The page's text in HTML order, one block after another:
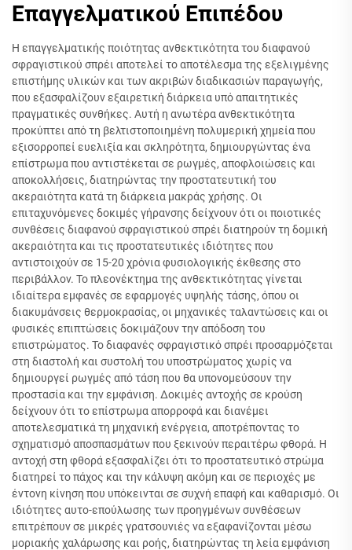
Επαγγελματικού Επιπέδου
Η επαγγελματικής ποιότητας ανθεκτικότητα του διαφανού
σφραγιστικού σπρέι αποτελεί το αποτέλεσμα της εξελιγμένης
επιστήμης υλικών και των ακριβών διαδικασιών παραγωγής,
που εξασφαλίζουν εξαιρετική διάρκεια υπό απαιτητικές
πραγματικές συνθήκες. Αυτή η ανωτέρα ανθεκτικότητα
προκύπτει από τη βελτιστοποιημένη πολυμερική χημεία που
εξισορροπεί ευελιξία και σκληρότητα, δημιουργώντας ένα
επίστρωμα που αντιστέκεται σε ρωγμές, αποφλοιώσεις και
αποκολλήσεις, διατηρώντας την προστατευτική του
ακεραιότητα κατά τη διάρκεια μακράς χρήσης. Οι
επιταχυνόμενες δοκιμές γήρανσης δείχνουν ότι οι ποιοτικές
συνθέσεις διαφανού σφραγιστικού σπρέι διατηρούν τη δομική
ακεραιότητα και τις προστατευτικές ιδιότητες που
αντιστοιχούν σε 15-20 χρόνια φυσιολογικής έκθεσης στο
περιβάλλον. Το πλεονέκτημα της ανθεκτικότητας γίνεται
ιδιαίτερα εμφανές σε εφαρμογές υψηλής τάσης, όπου οι
διακυμάνσεις θερμοκρασίας, οι μηχανικές ταλαντώσεις και οι
φυσικές επιπτώσεις δοκιμάζουν την απόδοση του
επιστρώματος. Το διαφανές σφραγιστικό σπρέι προσαρμόζεται
στη διαστολή και συστολή του υποστρώματος χωρίς να
δημιουργεί ρωγμές από τάση που θα υπονομεύσουν την
προστασία και την εμφάνιση. Δοκιμές αντοχής σε κρούση
δείχνουν ότι το επίστρωμα απορροφά και διανέμει
αποτελεσματικά τη μηχανική ενέργεια, αποτρέποντας το
σχηματισμό αποσπασμάτων που ξεκινούν περαιτέρω φθορά. Η
αντοχή στη φθορά εξασφαλίζει ότι το προστατευτικό στρώμα
διατηρεί το πάχος και την κάλυψη ακόμη και σε περιοχές με
έντονη κίνηση που υπόκεινται σε συχνή επαφή και καθαρισμό. Οι
ιδιότητες αυτο-επούλωσης των προηγμένων συνθέσεων
επιτρέπουν σε μικρές γρατσουνιές να εξαφανίζονται μέσω
μοριακής χαλάρωσης και ροής, διατηρώντας τη λεία εμφάνιση